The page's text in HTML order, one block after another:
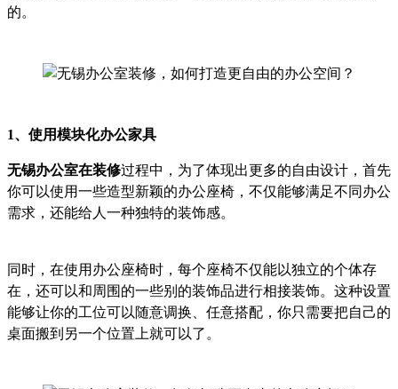
的。
1、使用模块化办公家具
无锡办公室在装修过程中，为了体现出更多的自由设计，首先
你可以使用一些造型新颖的办公座椅，不仅能够满足不同办公
需求，还能给人一种独特的装饰感。
同时，在使用办公座椅时，每个座椅不仅能以独立的个体存
在，还可以和周围的一些别的装饰品进行相接装饰。这种设置
能够让你的工位可以随意调换、任意搭配，你只需要把自己的
桌面搬到另一个位置上就可以了。